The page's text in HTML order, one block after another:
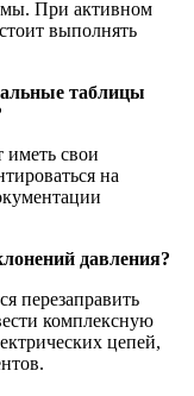
При активном
выполнять
таблицы
свои
на
давления?
перезаправить
комплексную
цепей,